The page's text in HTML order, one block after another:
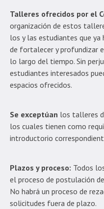
Talleres ofrecidos por el
organización de estos
los y las estudiantes que
de fortalecer y profundizar
lo largo del tiempo. Sin
estudiantes interesados
espacios ofrecidos.
Se exceptúan los talleres
los cuales tienen como
introductorio
Plazos y proceso: Todos
el proceso de postulación
No habrá un proceso de
solicitudes fuera de plazo.